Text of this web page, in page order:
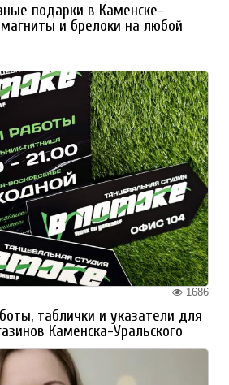
подарки в Каменске-
и брелоки на любой
1686
таблички и указатели для
Каменска-Уральского